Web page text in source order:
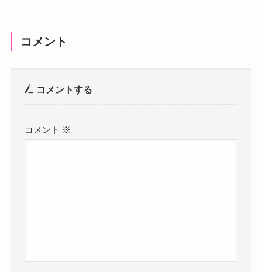
コメント
コメントする
コメント ※